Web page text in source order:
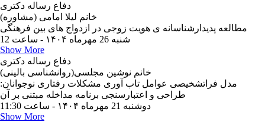
دفاع رساله دکتری
خانم لیلا امامی (مشاوره)
شنبه 26 مهرماه ۱۴۰۴ - ساعت 12
Show More
دفاع رساله دکتری
خانم نوشین مجلسی(روانشناسی بالینی)
مدل فراتشخیصی عوامل تاب آوری مشکلات رفتاری نوجوانان:
طراحی و اعتبارسنجی برنامه مداخله مبتنی بر آن
دوشنبه 21 مهرماه ۱۴۰۴ - ساعت 11:30
Show More